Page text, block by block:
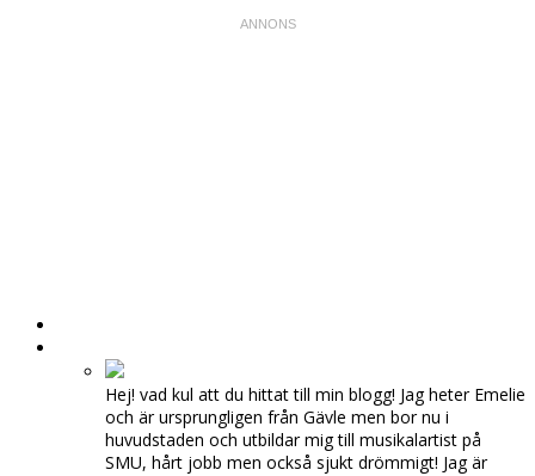
Hej! vad kul att du hittat till min blogg! Jag heter Emelie
och är ursprungligen från Gävle men bor nu i
huvudstaden och utbildar mig till musikalartist på
SMU, hårt jobb men också sjukt drömmigt! Jag är